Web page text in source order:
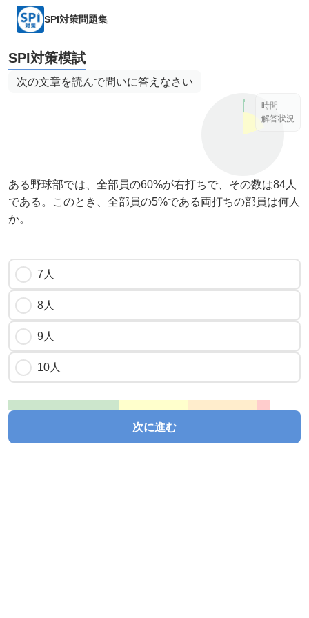
SPI対策問題集
SPI対策模試
次の文章を読んで問いに答えなさい
時間
解答状況
ある野球部では、全部員の60%が右打ちで、その数は84人
である。このとき、全部員の5%である両打ちの部員は何人
か。
7人
8人
9人
10人
次に進む